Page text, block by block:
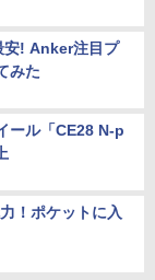
安! Anker注目プ
みた
ール「CE28 N-p
！ポケットに入